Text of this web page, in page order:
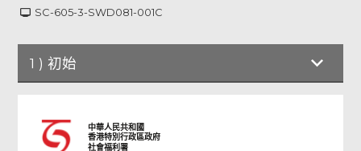
SC-605-3-SWD081-001C
1 ) 初始
中華人民共和國
香港特別行政區政府
社會福利署